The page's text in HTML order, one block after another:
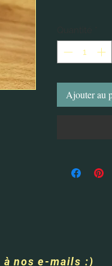
Ajouter au
nos e-mails :)